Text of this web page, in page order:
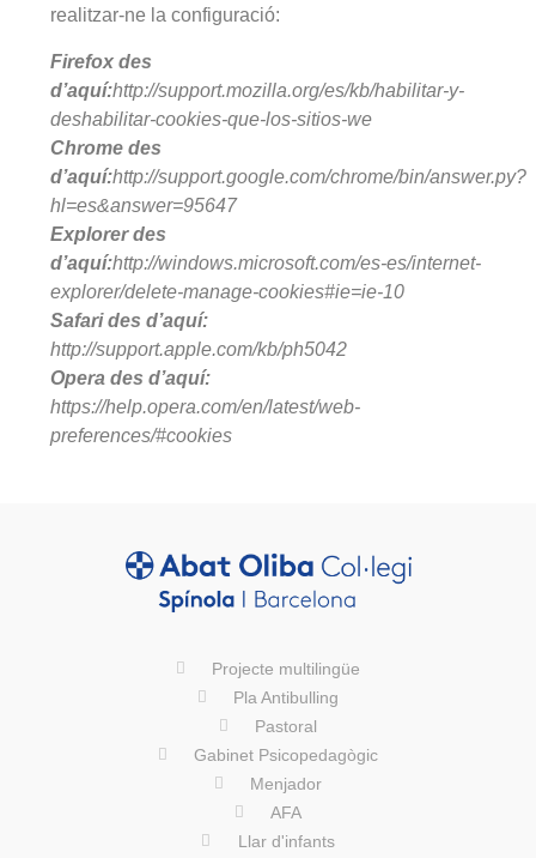
realitzar-ne la configuració:
Firefox des
d’aquí:http://support.mozilla.org/es/kb/habilitar-y-
deshabilitar-cookies-que-los-sitios-we
Chrome des
d’aquí:http://support.google.com/chrome/bin/answer.py?
hl=es&answer=95647
Explorer des
d’aquí:http://windows.microsoft.com/es-es/internet-
explorer/delete-manage-cookies#ie=ie-10
Safari des d’aquí:
http://support.apple.com/kb/ph5042
Opera des d’aquí:
https://help.opera.com/en/latest/web-
preferences/#cookies
Projecte multilingüe
Pla Antibulling
Pastoral
Gabinet Psicopedagògic
Menjador
AFA
Llar d'infants​